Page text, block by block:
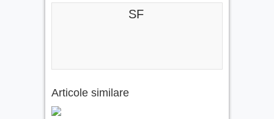
SF
Articole similare